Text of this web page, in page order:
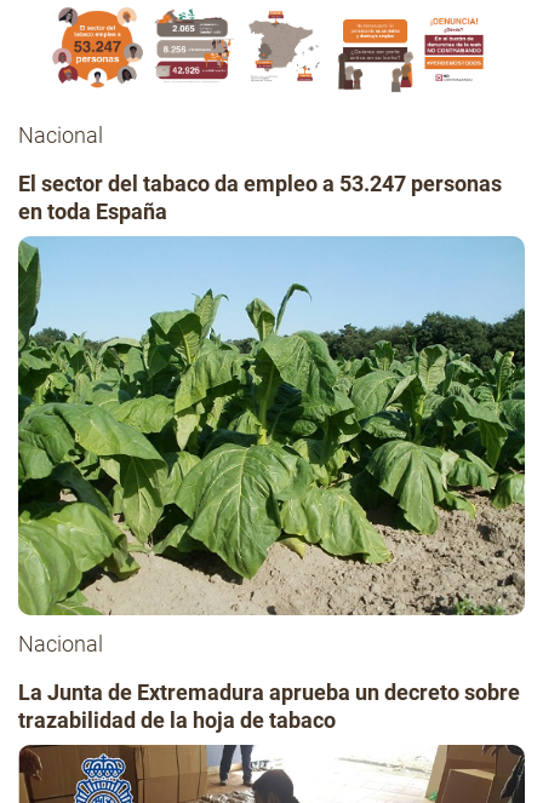
Nacional
El sector del tabaco da empleo a 53.247 personas
en toda España
Nacional
La Junta de Extremadura aprueba un decreto sobre
trazabilidad de la hoja de tabaco